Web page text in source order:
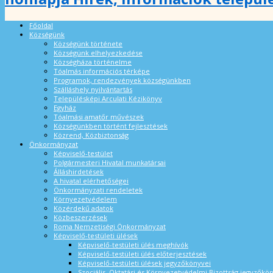
Főoldal
Községünk
Községünk története
Községünk elhelyezkedése
Községháza történelme
Tóalmás információs térképe
Programok, rendezvények községünkben
Szálláshely nyilvántartás
Településképi Arculati Kézikönyv
Egyház
Tóalmási amatőr művészek
Községünkben történt fejlesztések
Közrend, Közbiztonság
Önkormányzat
Képviselő-testület
Polgármesteri Hivatal munkatársai
Álláshirdetések
A hivatal elérhetőségei
Önkormányzati rendeletek
Környezetvédelem
Közérdekű adatok
Közbeszerzések
Roma Nemzetiségi Önkormányzat
Képviselő-testületi ülések
Képviselő-testületi ülés meghívók
Képviselő-testületi ülés előterjesztések
Képviselő-testületi ülések jegyzőkönyvei